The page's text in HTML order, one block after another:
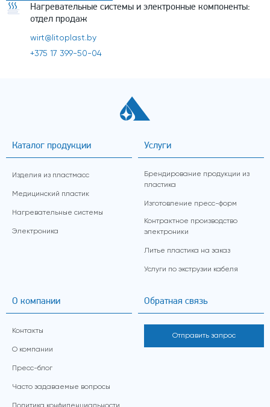
Нагревательные системы и электронные компоненты:
отдел продаж
wirt@litoplast.by
+375 17 399-50-04
Каталог продукции
Изделия из пластмасс
Медицинский пластик
Нагревательные системы
Электроника
Услуги
Брендирование продукции из
пластика
Изготовление пресс-форм
Контрактное производство
электроники
Литье пластика на заказ
Услуги по экструзии кабеля
О компании
Контакты
О компании
Пресс-блог
Часто задаваемые вопросы
Обратная связь
Отправить запрос